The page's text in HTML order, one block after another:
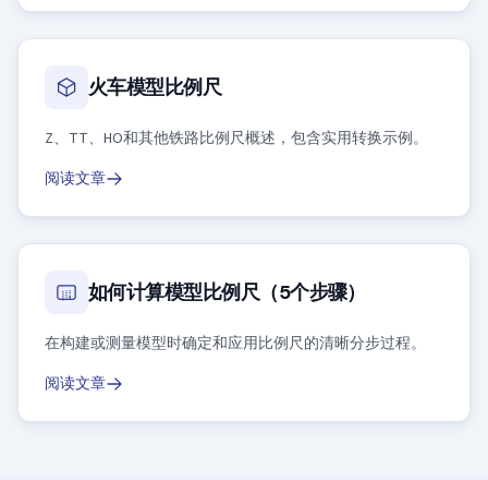
火车模型比例尺
Z、TT、HO和其他铁路比例尺概述，包含实用转换示例。
阅读文章
如何计算模型比例尺（5个步骤）
在构建或测量模型时确定和应用比例尺的清晰分步过程。
阅读文章